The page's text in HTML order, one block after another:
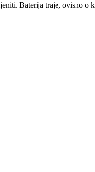
Baterija traje, ovisno